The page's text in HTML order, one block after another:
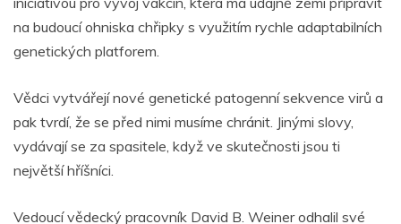
na budoucí ohniska chřipky s využitím rychle adaptabilních
genetických platforem.
Vědci vytvářejí nové genetické patogenní sekvence virů a
pak tvrdí, že se před nimi musíme chránit. Jinými slovy,
vydávají se za spasitele, když ve skutečnosti jsou ti
největší hříšníci.
Vedoucí vědecký pracovník David B. Weiner odhalil své